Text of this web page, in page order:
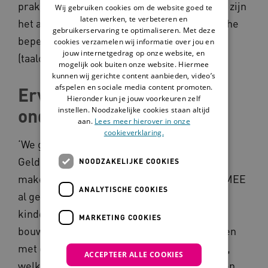
praktijk? Voorbeelden van belevingscircuits zijn
het autismebelevingscircuit, DCD (motorische
beperkingen)-beleving en TOS
(taalontwikkelingsstoornis)-beleving.’
Ervaringen van kinderen
onder 18 jaar
‘We gaan nu met subsidie samen met MEE
Gelderse poort LVB18- ontwikkelen. Daarin
maken we het belevingscircuit LVB18+, dat MEE
al gebruikt, geschikt voor begeleiders van
kinderen onder 18 jaar. Dit belevingscircuit
bouwen we op vanuit ervaringen van kinderen
met een beperking: waar lopen ze tegenaan,
Wij gebruiken cookies om de website goed te
laten werken, te verbeteren en
gebruikerservaring te optimaliseren. Met deze
cookies verzamelen wij informatie over jou en
jouw internetgedrag op onze website, en
mogelijk ook buiten onze website. Hiermee
kunnen wij gerichte content aanbieden, video’s
afspelen en sociale media content promoten.
Hieronder kun je jouw voorkeuren zelf
instellen. Noodzakelijke cookies staan altijd
aan. Lees meer hierover in onze
cookieverklaring.
NOODZAKELIJKE COOKIES
ANALYTISCHE COOKIES
MARKETING COOKIES
ACCEPTEER ALLE COOKIES